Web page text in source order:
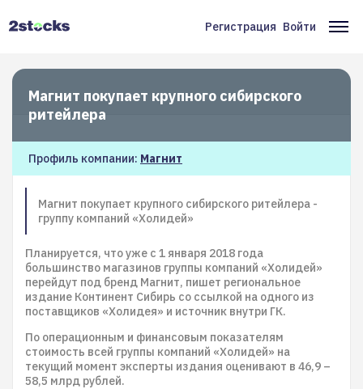
Меню
учётной
записи
Регистрация Войти
Магнит покупает крупного сибирского
ритейлера
Профиль компании: Магнит
Магнит покупает крупного сибирского ритейлера -
группу компаний «Холидей»
Планируется, что уже с 1 января 2018 года
большинство магазинов группы компаний «Холидей»
перейдут под бренд Магнит, пишет региональное
издание Континент Сибирь со ссылкой на одного из
поставщиков «Холидея» и источник внутри ГК.
По операционным и финансовым показателям
стоимость всей группы компаний «Холидей» на
текущий момент эксперты издания оценивают в 46,9 –
58,5 млрд рублей.